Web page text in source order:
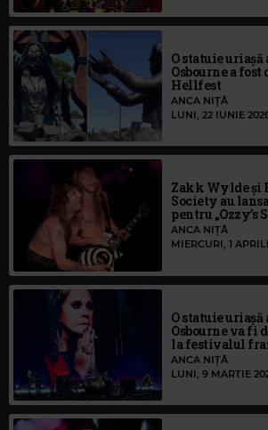
O statuie uriașă
Osbourne a
Hellfest
ANCA NIȚĂ
LUNI, 22 IUNIE
Zakk Wylde și
Society au
pentru „Ozzy’s
ANCA NIȚĂ
MIERCURI, 1
O statuie uriașă
Osbourne va fi
la festivalul
ANCA NIȚĂ
LUNI, 9 MARTIE